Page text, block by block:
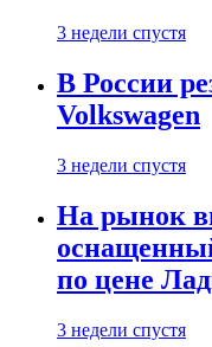
3 недели спустя
В России
Volkswagen
3 недели спустя
На рынок
по цене
3 недели спустя